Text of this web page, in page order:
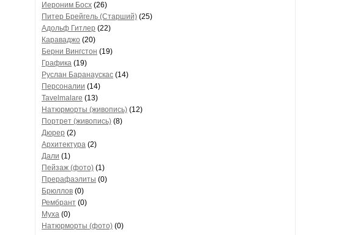
Иероним Босх (26)
Питер Брейгель (Старший) (25)
Адольф Гитлер (22)
Караваджо (20)
Берни Вингстон (19)
Графика (19)
Руслан Баранаускас (14)
Персоналии (14)
Tavelmalare (13)
Натюрморты (живопись) (12)
Портрет (живопись) (8)
Дюрер (2)
Архитектура (2)
Дали (1)
Пейзаж (фото) (1)
Прерафаэлиты (0)
Брюллов (0)
Рембрант (0)
Муха (0)
Натюрморты (фото) (0)